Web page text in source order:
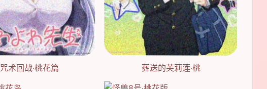
咒术回战·桃花篇 葬送的芙莉莲·桃